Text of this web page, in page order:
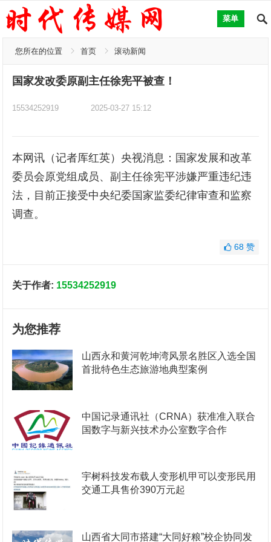
菜单
您所在的位置 首页 滚动新闻
国家发改委原副主任徐宪平被查！
15534252919 2025-03-27 15:12
本网讯（记者厍红英）央视消息：国家发展和改革
委员会原党组成员、副主任徐宪平涉嫌严重违纪违
法，目前正接受中央纪委国家监委纪律审查和监察
调查。
68 赞
关于作者: 15534252919
为您推荐
山西永和黄河乾坤湾风景名胜区入选全国
首批特色生态旅游地典型案例
中国记录通讯社（CRNA）获准准入联合
国数字与新兴技术办公室数字合作
宇树科技发布载人变形机甲可以变形民用
交通工具售价390万元起
山西省大同市搭建“大同好粮”校企协同发